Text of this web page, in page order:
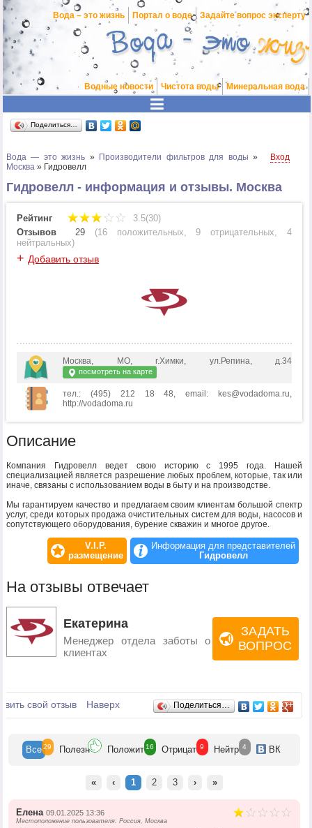
Вода – это жизнь Портал о воде Задайте вопрос эксперту
Водные новости Чистота воды Минеральная вода
Поделиться…
Вода — это жизнь » Производители фильтров для воды »
Москва » Гидровелл
Вход
Гидровелл - информация и отзывы. Москва
Рейтинг
3.5(30)
Отзывов
29(16 положительных,9 отрицательных,4
нейтральных)
+ Добавить отзыв
Москва, МО, г.Химки, ул.Репина, д.34
посмотреть на карте
тел.: (495) 212 18 48, email: kes@vodadoma.ru,
http://vodadoma.ru
Описание
Компания Гидровелл ведет свою историю с 1995 года. Нашей
специализацией является разрешение любых проблем, которые, так или
иначе, связаны с использованием воды в быту и на производстве.
Мы гарантируем качество и предлагаем своим клиентам большой спектр
услуг, среди которых продажа очистительных систем для воды, насосов и
сопутствующего оборудования, бурение скважин и многое другое.
V.I.P.
размещение
Информация для представителей
Гидровелл
На отзывы отвечает
Екатерина
Менеджер отдела заботы о
клиентах
ЗАДАТЬ
ВОПРОС
Отзывы
свой отзыв Наверх Поделиться…
Все 29 Полезн Положит 16 Отрицат 9 Нейтр 4 ВК
« ‹ 1 2 3 › »
Елена 09.01.2025 13:36
Местоположение пользователя: Россия, Москва